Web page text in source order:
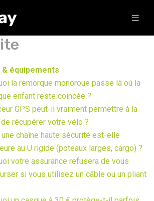
équipements
la remorque monoroue passe là où la
enfant reste coincée ?
GPS peut-il vraiment permettre à la
récupérer votre vélo ?
une chaîne haute sécurité est-elle
au U rigide (poteaux larges, cargo) ?
votre assurance refusera de vous
si vous utilisez un câble ou un pliant